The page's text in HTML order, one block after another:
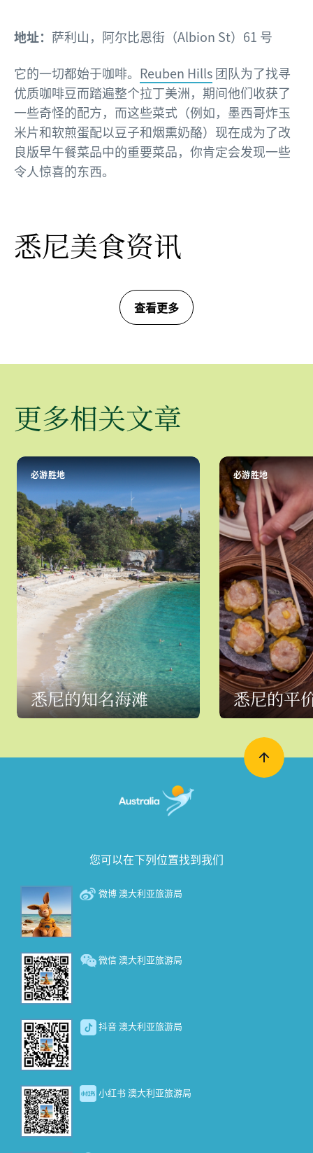
地址： 萨利山，阿尔比恩街（Albion St）61 号
它的一切都始于咖啡。 Reuben Hills团队为了找寻
优质咖啡豆而踏遍整个拉丁美洲，期间他们收获了
一些奇怪的配方，而这些菜式（例如，墨西哥炸玉
米片和软煎蛋配以豆子和烟熏奶酪）现在成为了改
良版早午餐菜品中的重要菜品，你肯定会发现一些
令人惊喜的东西。
悉尼美食资讯
查看更多
更多相关文章
必游胜地
悉尼的知名海滩
必游胜地
悉尼的平
您可以在下列位置找到我们
微博 澳大利亚旅游局
微信 澳大利亚旅游局
抖音 澳大利亚旅游局
小红书 澳大利亚旅游局